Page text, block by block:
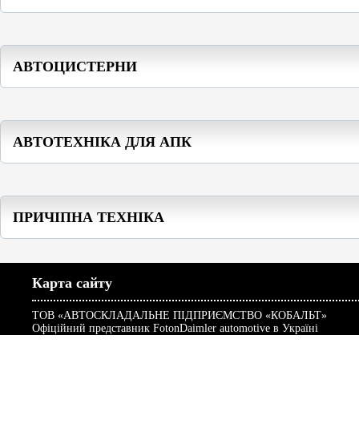
АВТОЦИСТЕРНИ
АВТОТЕХНІКА ДЛЯ АПК
ПРИЧІПНА ТЕХНІКА
Карта сайту
ТОВ «АВТОСКЛАДАЛЬНЕ ПІДПРИЄМСТВО «КОБАЛЬТ»
Офіційний представник FotonDaimler automotive в Україні